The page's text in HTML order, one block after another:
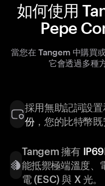
如何使用
Pepe
當您在 Tangem 中購買
它會透過多種
採用無助記詞設
份，您的比特幣既
Tangem 擁有
能抵禦極端溫度、
電 (ESC) 與 X 光。